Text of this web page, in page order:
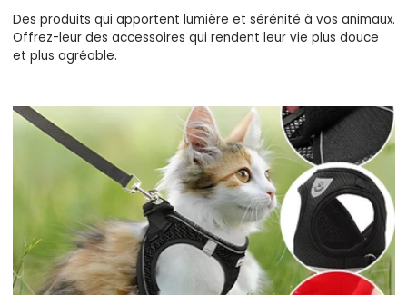
Des produits qui apportent lumière et sérénité à vos animaux.
Offrez-leur des accessoires qui rendent leur vie plus douce
et plus agréable.